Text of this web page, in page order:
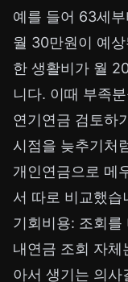
예를 들어 63세
월 30만원이 예
한 생활비가 월
니다. 이때 부족
연기연금 검토하
시점을 늦추기처
개인연금으로 메
서 따로 비교했습
기회비용: 조회
내연금 조회 자
아서 생기는 의사